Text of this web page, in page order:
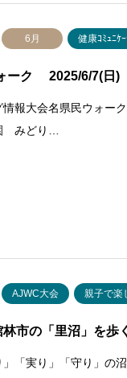
6月 健康ｺﾐｭﾆｹ
ーク 2025/6/7(日)
情報大会名県民ウォー
みどり…
AJWC大会 親子で楽
林市の「里沼」を歩
」「実り」「守り」の